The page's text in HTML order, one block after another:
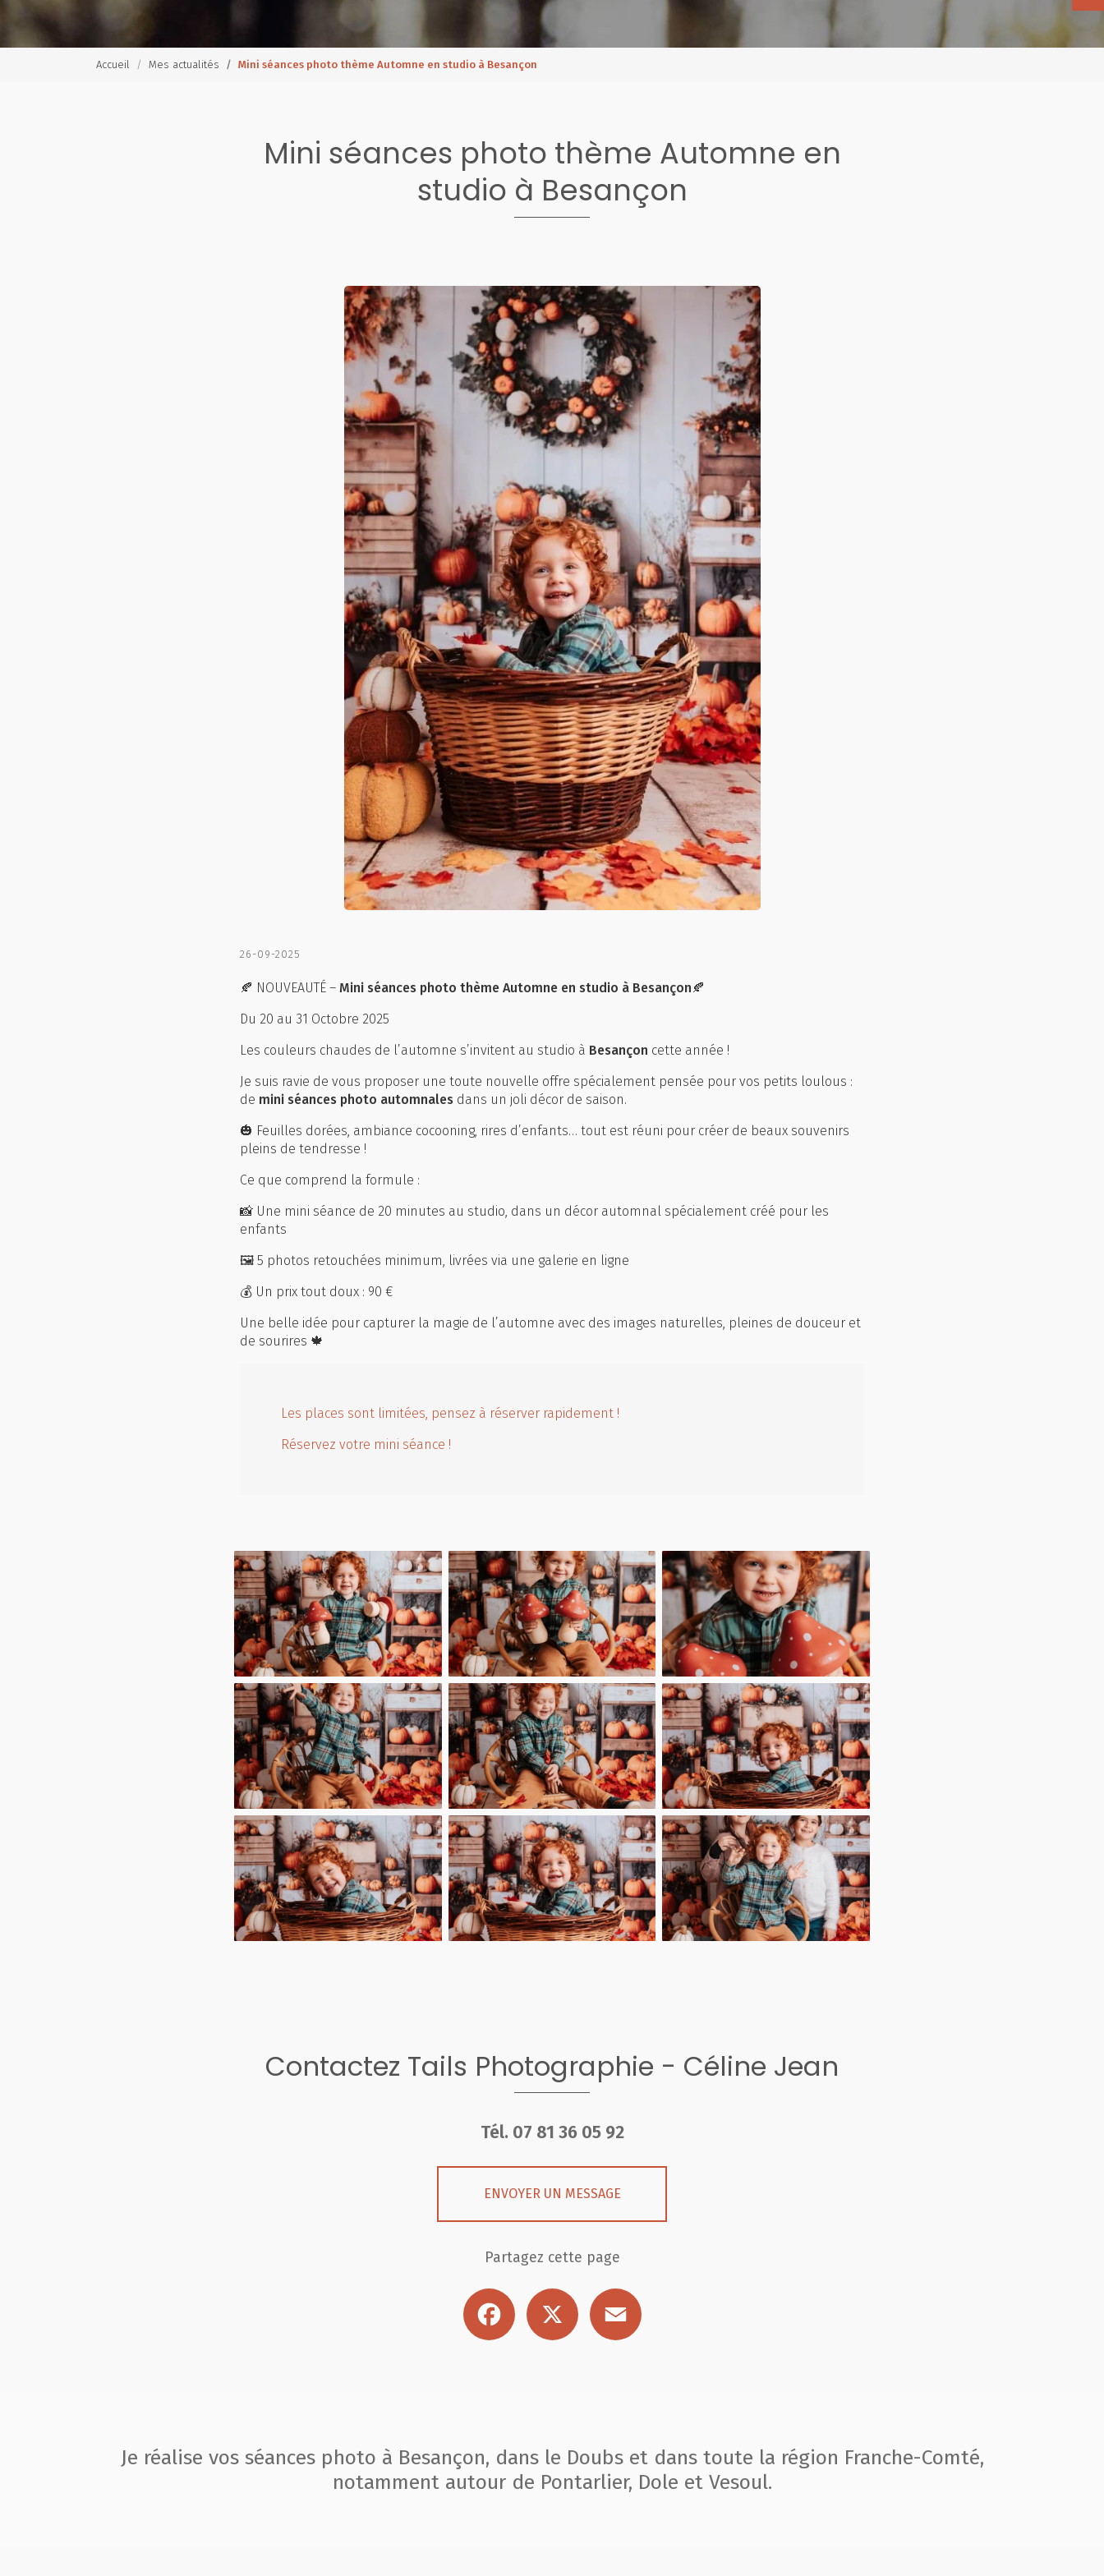
Accueil Mes actualités Mini séances photo thème Automne en studio à Besançon
Mini séances photo thème Automne en
studio à Besançon
26-09-2025
🍂 NOUVEAUTÉ – Mini séances photo thème Automne en studio à Besançon🍂
Du 20 au 31 Octobre 2025
Les couleurs chaudes de l’automne s’invitent au studio à Besançon cette année !
Je suis ravie de vous proposer une toute nouvelle offre spécialement pensée pour vos petits loulous :
de mini séances photo automnales dans un joli décor de saison.
🎃 Feuilles dorées, ambiance cocooning, rires d’enfants… tout est réuni pour créer de beaux souvenirs
pleins de tendresse !
Ce que comprend la formule :
📸 Une mini séance de 20 minutes au studio, dans un décor automnal spécialement créé pour les
enfants
🖼️ 5 photos retouchées minimum, livrées via une galerie en ligne
💰 Un prix tout doux : 90 €
Une belle idée pour capturer la magie de l’automne avec des images naturelles, pleines de douceur et
de sourires 🍁
Les places sont limitées, pensez à réserver rapidement !
Réservez votre mini séance !
Contactez Tails Photographie - Céline Jean
Tél. 07 81 36 05 92
ENVOYER UN MESSAGE
Partagez cette page
Facebook
Je réalise vos séances photo à Besançon, dans le Doubs et dans toute la région Franche-Comté,
notamment autour de Pontarlier, Dole et Vesoul.